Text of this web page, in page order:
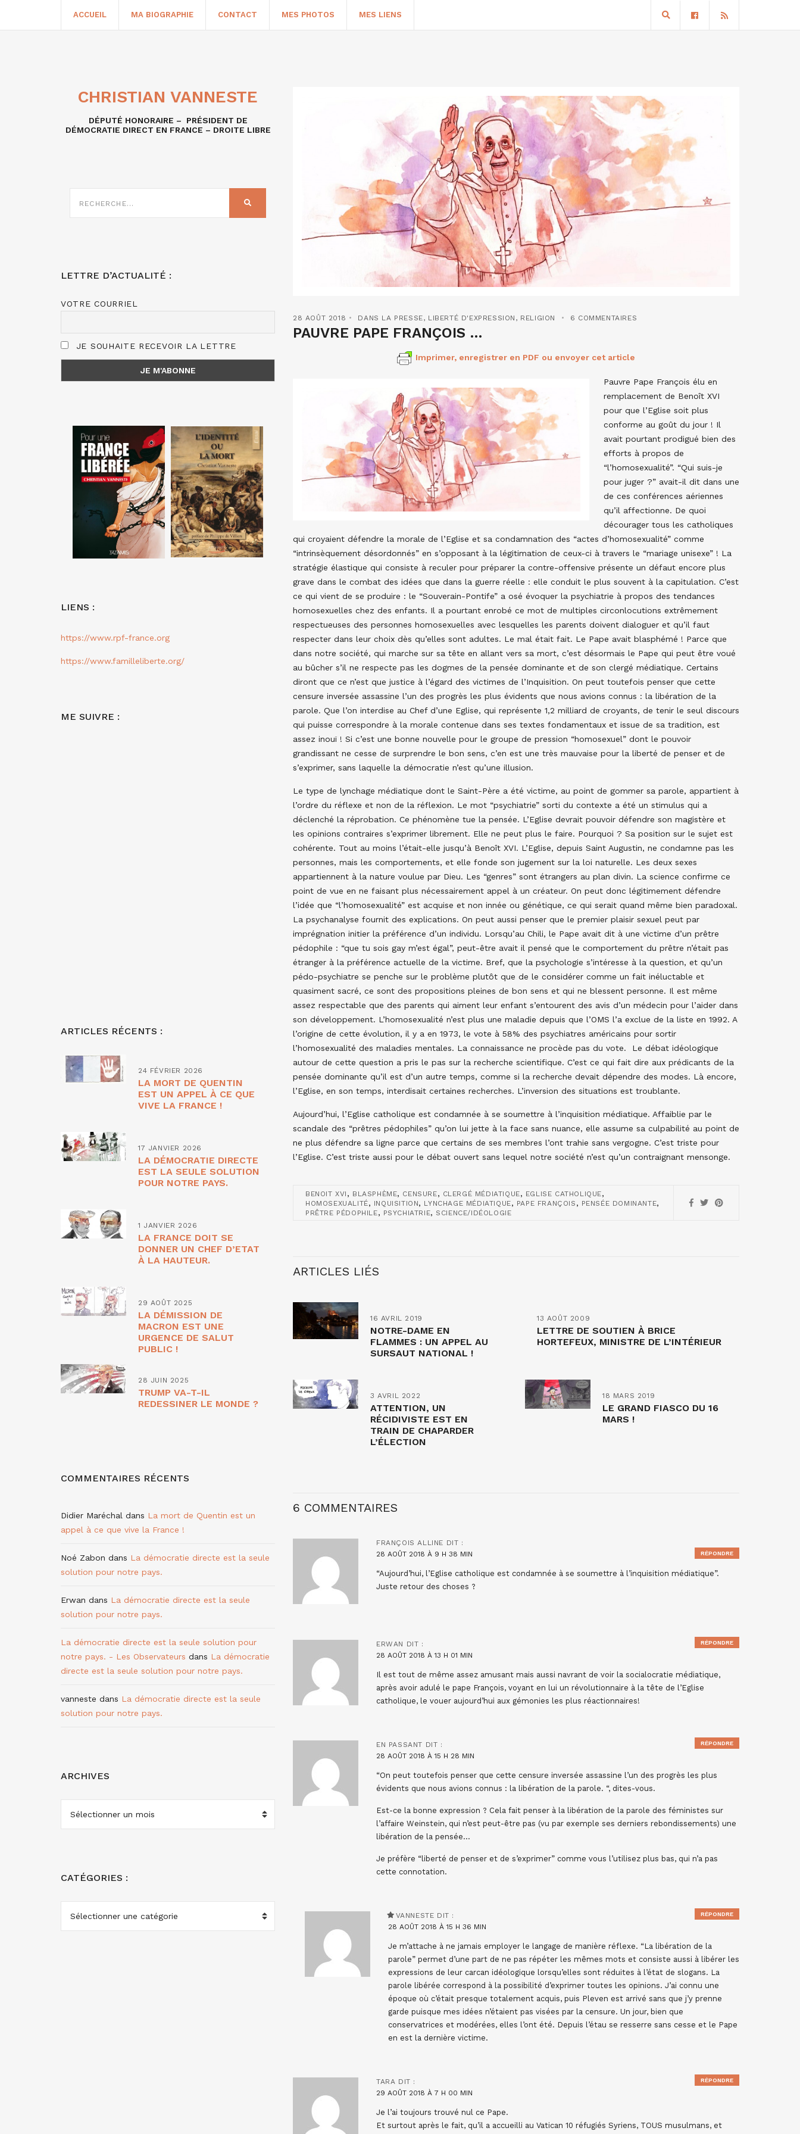
ACCUEIL MA BIOGRAPHIE CONTACT MES PHOTOS MES LIENS
28 AOÛT 2018 DANS LA PRESSE, LIBERTÉ D'EXPRESSION , RELIGION 6 COMMENTAIRES
PAUVRE PAPE FRANÇOIS …
Imprimer, enregistrer en PDF ou envoyer cet article
Pauvre Pape François élu en
remplacement de Benoît XVI
pour que l’Eglise soit plus
conforme au goût du jour ! Il
avait pourtant prodigué bien des
efforts à propos de
“l’homosexualité”. “Qui suis-je
pour juger ?” avait-il dit dans une
de ces conférences aériennes
qu’il affectionne. De quoi
décourager tous les catholiques
qui croyaient défendre la morale de l’Eglise et sa condamnation des “actes d’homosexualité” comme
“intrinsèquement désordonnés” en s’opposant à la légitimation de ceux-ci à travers le “mariage unisexe” ! La
stratégie élastique qui consiste à reculer pour préparer la contre-offensive présente un défaut encore plus
grave dans le combat des idées que dans la guerre réelle : elle conduit le plus souvent à la capitulation. C’est
ce qui vient de se produire : le “Souverain-Pontife” a osé évoquer la psychiatrie à propos des tendances
homosexuelles chez des enfants. Il a pourtant enrobé ce mot de multiples circonlocutions extrêmement
respectueuses des personnes homosexuelles avec lesquelles les parents doivent dialoguer et qu’il faut
respecter dans leur choix dès qu’elles sont adultes. Le mal était fait. Le Pape avait blasphémé ! Parce que
dans notre société, qui marche sur sa tête en allant vers sa mort, c’est désormais le Pape qui peut être voué
au bûcher s’il ne respecte pas les dogmes de la pensée dominante et de son clergé médiatique. Certains
diront que ce n’est que justice à l’égard des victimes de l’Inquisition. On peut toutefois penser que cette
censure inversée assassine l’un des progrès les plus évidents que nous avions connus : la libération de la
parole. Que l’on interdise au Chef d’une Eglise, qui représente 1,2 milliard de croyants, de tenir le seul discours
qui puisse correspondre à la morale contenue dans ses textes fondamentaux et issue de sa tradition, est
assez inouï ! Si c’est une bonne nouvelle pour le groupe de pression “homosexuel” dont le pouvoir
grandissant ne cesse de surprendre le bon sens, c’en est une très mauvaise pour la liberté de penser et de
s’exprimer, sans laquelle la démocratie n’est qu’une illusion.
Le type de lynchage médiatique dont le Saint-Père a été victime, au point de gommer sa parole, appartient à
l’ordre du réflexe et non de la réflexion. Le mot “psychiatrie” sorti du contexte a été un stimulus qui a
déclenché la réprobation. Ce phénomène tue la pensée. L’Eglise devrait pouvoir défendre son magistère et
les opinions contraires s’exprimer librement. Elle ne peut plus le faire. Pourquoi ? Sa position sur le sujet est
cohérente. Tout au moins l’était-elle jusqu’à Benoît XVI. L’Eglise, depuis Saint Augustin, ne condamne pas les
personnes, mais les comportements, et elle fonde son jugement sur la loi naturelle. Les deux sexes
appartiennent à la nature voulue par Dieu. Les “genres” sont étrangers au plan divin. La science confirme ce
point de vue en ne faisant plus nécessairement appel à un créateur. On peut donc légitimement défendre
l’idée que “l’homosexualité” est acquise et non innée ou génétique, ce qui serait quand même bien paradoxal.
La psychanalyse fournit des explications. On peut aussi penser que le premier plaisir sexuel peut par
imprégnation initier la préférence d’un individu. Lorsqu’au Chili, le Pape avait dit à une victime d’un prêtre
pédophile : “que tu sois gay m’est égal”, peut-être avait il pensé que le comportement du prêtre n’était pas
étranger à la préférence actuelle de la victime. Bref, que la psychologie s’intéresse à la question, et qu’un
pédo-psychiatre se penche sur le problème plutôt que de le considérer comme un fait inéluctable et
quasiment sacré, ce sont des propositions pleines de bon sens et qui ne blessent personne. Il est même
assez respectable que des parents qui aiment leur enfant s’entourent des avis d’un médecin pour l’aider dans
son développement. L’homosexualité n’est plus une maladie depuis que l’OMS l’a exclue de la liste en 1992. A
l’origine de cette évolution, il y a en 1973, le vote à 58% des psychiatres américains pour sortir
l’homosexualité des maladies mentales. La connaissance ne procède pas du vote. Le débat idéologique
autour de cette question a pris le pas sur la recherche scientifique. C’est ce qui fait dire aux prédicants de la
pensée dominante qu’il est d’un autre temps, comme si la recherche devait dépendre des modes. Là encore,
l’Eglise, en son temps, interdisait certaines recherches. L’inversion des situations est troublante.
Aujourd’hui, l’Eglise catholique est condamnée à se soumettre à l’inquisition médiatique. Affaiblie par le
scandale des “prêtres pédophiles” qu’on lui jette à la face sans nuance, elle assume sa culpabilité au point de
ne plus défendre sa ligne parce que certains de ses membres l’ont trahie sans vergogne. C’est triste pour
l’Eglise. C’est triste aussi pour le débat ouvert sans lequel notre société n’est qu’un contraignant mensonge.
BENOIT XVI , BLASPHÈME, CENSURE, CLERGÉ MÉDIATIQUE, EGLISE CATHOLIQUE,
HOMOSEXUALITÉ, INQUISITION, LYNCHAGE MÉDIATIQUE, PAPE FRANÇOIS , PENSÉE DOMINANTE,
PRÊTRE PÉDOPHILE, PSYCHIATRIE, SCIENCE/IDÉOLOGIE
ARTICLES LIÉS
16 AVRIL 2019
NOTRE-DAME EN
FLAMMES : UN APPEL AU
SURSAUT NATIONAL !
13 AOÛT 2009
LETTRE DE SOUTIEN À BRICE
HORTEFEUX, MINISTRE DE L’INTÉRIEUR
3 AVRIL 2022
ATTENTION, UN
RÉCIDIVISTE EST EN
TRAIN DE CHAPARDER
L’ÉLECTION
18 MARS 2019
LE GRAND FIASCO DU 16
MARS !
6 COMMENTAIRES
FRANÇOIS ALLINE DIT :
28 AOÛT 2018 À 9 H 38 MIN
“Aujourd’hui, l’Eglise catholique est condamnée à se soumettre à l’inquisition médiatique”.
Juste retour des choses ?
RÉPONDRE
ERWAN DIT :
28 AOÛT 2018 À 13 H 01 MIN
Il est tout de même assez amusant mais aussi navrant de voir la socialocratie médiatique,
après avoir adulé le pape François, voyant en lui un révolutionnaire à la tête de l’Eglise
catholique, le vouer aujourd’hui aux gémonies les plus réactionnaires!
RÉPONDRE
EN PASSANT DIT :
28 AOÛT 2018 À 15 H 28 MIN
“On peut toutefois penser que cette censure inversée assassine l’un des progrès les plus
évidents que nous avions connus : la libération de la parole. “, dites-vous.
Est-ce la bonne expression ? Cela fait penser à la libération de la parole des féministes sur
l’affaire Weinstein, qui n’est peut-être pas (vu par exemple ses derniers rebondissements) une
libération de la pensée…
Je préfère “liberté de penser et de s’exprimer” comme vous l’utilisez plus bas, qui n’a pas
cette connotation.
RÉPONDRE
VANNESTE DIT :
28 AOÛT 2018 À 15 H 36 MIN
Je m’attache à ne jamais employer le langage de manière réflexe. “La libération de la
parole” permet d’une part de ne pas répéter les mêmes mots et consiste aussi à libérer les
expressions de leur carcan idéologique lorsqu’elles sont réduites à l’état de slogans. La
parole libérée correspond à la possibilité d’exprimer toutes les opinions. J’ai connu une
époque où c’était presque totalement acquis, puis Pleven est arrivé sans que j’y prenne
garde puisque mes idées n’étaient pas visées par la censure. Un jour, bien que
conservatrices et modérées, elles l’ont été. Depuis l’étau se resserre sans cesse et le Pape
en est la dernière victime.
RÉPONDRE
TARA DIT :
29 AOÛT 2018 À 7 H 00 MIN
Je l’ai toujours trouvé nul ce Pape.
Et surtout après le fait, qu’il a accueilli au Vatican 10 réfugiés Syriens, TOUS musulmans, et
RÉPONDRE
CHRISTIAN VANNESTE
DÉPUTÉ HONORAIRE – PRÉSIDENT DE
DÉMOCRATIE DIRECT EN FRANCE – DROITE LIBRE
SUR
LETTRE D’ACTUALITÉ :
VOTRE COURRIEL
JE SOUHAITE RECEVOIR LA LETTRE
LIENS :
https://www.rpf-france.org
https://www.familleliberte.org/
ME SUIVRE :
ARTICLES RÉCENTS :
24 FÉVRIER 2026
LA MORT DE QUENTIN
EST UN APPEL À CE QUE
VIVE LA FRANCE !
17 JANVIER 2026
LA DÉMOCRATIE DIRECTE
EST LA SEULE SOLUTION
POUR NOTRE PAYS.
1 JANVIER 2026
LA FRANCE DOIT SE
DONNER UN CHEF D’ETAT
À LA HAUTEUR.
29 AOÛT 2025
LA DÉMISSION DE
MACRON EST UNE
URGENCE DE SALUT
PUBLIC !
28 JUIN 2025
TRUMP VA-T-IL
REDESSINER LE MONDE ?
COMMENTAIRES RÉCENTS
Didier Maréchal dans La mort de Quentin est un
appel à ce que vive la France !
Noé Zabon dans La démocratie directe est la seule
solution pour notre pays.
Erwan dans La démocratie directe est la seule
solution pour notre pays.
La démocratie directe est la seule solution pour
notre pays. - Les Observateurs dans La démocratie
directe est la seule solution pour notre pays.
vanneste dans La démocratie directe est la seule
solution pour notre pays.
ARCHIVES
ARCHIVES
CATÉGORIES :
CATÉGORIES